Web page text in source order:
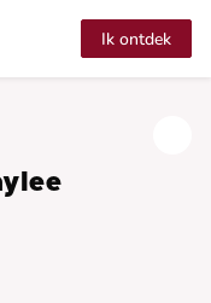
Ik ontdek